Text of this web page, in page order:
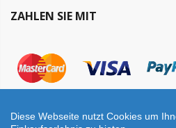
ZAHLEN SIE MIT
Diese Webseite nutzt Cookies um